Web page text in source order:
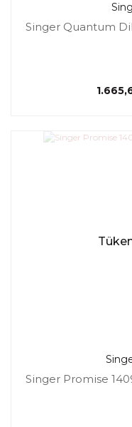
Singer Quantum
Singer Promise